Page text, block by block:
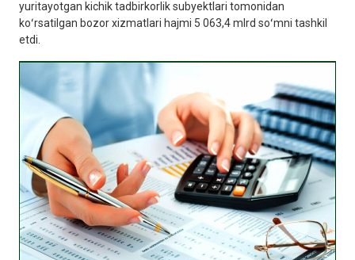
yuritayotgan kichik tadbirkorlik subyektlari tomonidan
koʻrsatilgan bozor xizmatlari hajmi 5 063,4 mlrd soʻmni tashkil
etdi.